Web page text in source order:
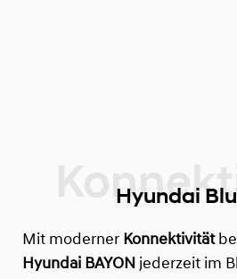
Hyundai
Mit moderner Konnektivität
Hyundai BAYON jederzeit im